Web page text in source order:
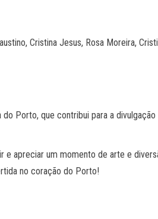
Cristina Jesus, Rosa Moreira,
Porto, que contribui para a
e apreciar um momento de arte e
no coração do Porto!